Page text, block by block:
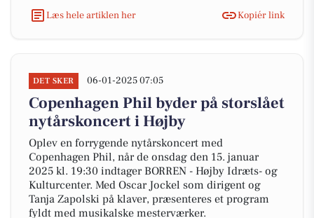
Læs hele artiklen her
Kopiér link
DET SKER 06-01-2025 07:05
Copenhagen Phil byder på storslået
nytårskoncert i Højby
Oplev en forrygende nytårskoncert med
Copenhagen Phil, når de onsdag den 15. januar
2025 kl. 19:30 indtager BORREN - Højby Idræts- og
Kulturcenter. Med Oscar Jockel som dirigent og
Tanja Zapolski på klaver, præsenteres et program
fyldt med musikalske mesterværker.